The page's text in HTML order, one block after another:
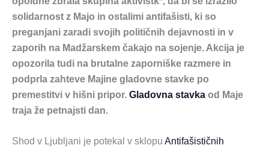
solidarnost z Majo in ostalimi antifašisti, ki so
preganjani zaradi svojih političnih dejavnosti in v
zaporih na Madžarskem čakajo na sojenje. Akcija je
opozorila tudi na brutalne zaporniške razmere in
podprla zahteve Majine gladovne stavke po
premestitvi v hišni pripor. Gladovna stavka od Maje
traja že petnajsti dan.
Shod v Ljubljani je potekal v sklopu Antifašističnih